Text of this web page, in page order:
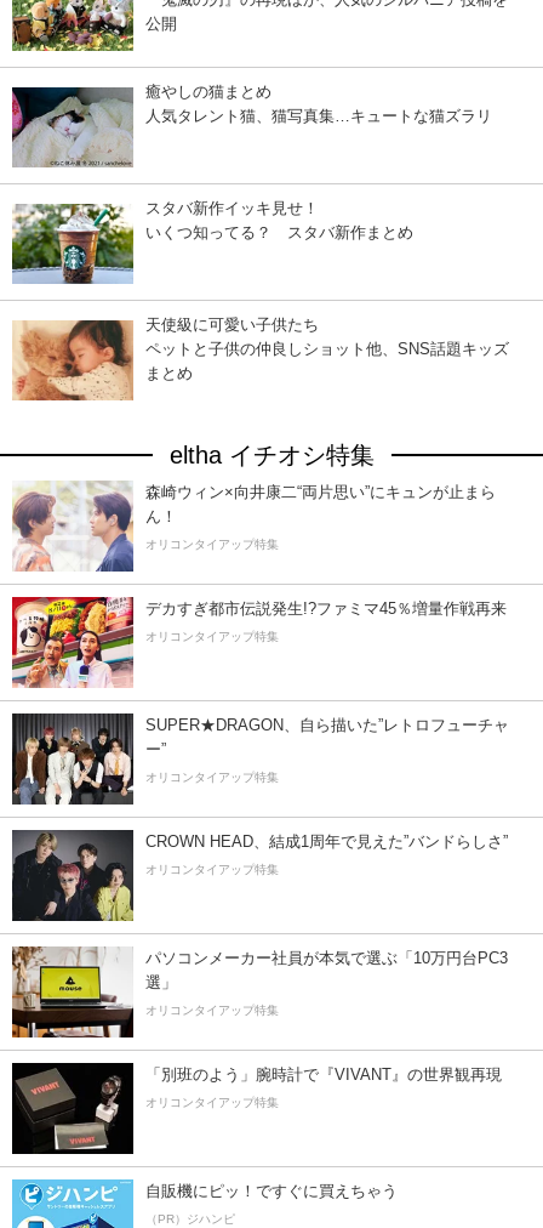
公開
癒やしの猫まとめ
人気タレント猫、猫写真集…キュートな猫ズラリ
スタバ新作イッキ見せ！
いくつ知ってる？ スタバ新作まとめ
天使級に可愛い子供たち
ペットと子供の仲良しショット他、SNS話題キッズ
まとめ
eltha イチオシ特集
森崎ウィン×向井康二“両片思い”にキュンが止まら
ん！
オリコンタイアップ特集
デカすぎ都市伝説発生!?ファミマ45％増量作戦再来
オリコンタイアップ特集
SUPER★DRAGON、自ら描いた”レトロフューチャ
ー”
オリコンタイアップ特集
CROWN HEAD、結成1周年で見えた”バンドらしさ”
オリコンタイアップ特集
パソコンメーカー社員が本気で選ぶ「10万円台PC3
選」
オリコンタイアップ特集
「別班のよう」腕時計で『VIVANT』の世界観再現
オリコンタイアップ特集
自販機にピッ！ですぐに買えちゃう
（PR）ジハンピ